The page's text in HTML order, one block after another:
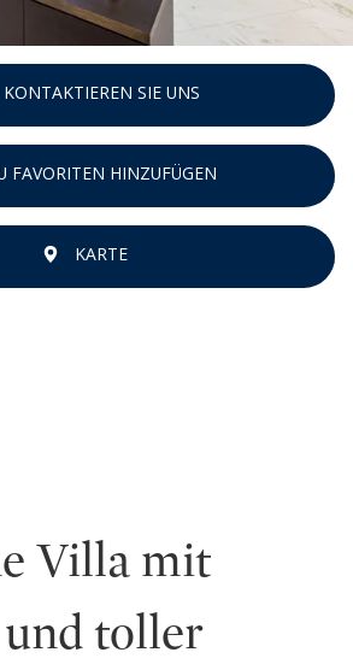
KONTAKTIEREN SIE UNS
FAVORITEN HINZUFÜGEN
KARTE
Villa mit
toller